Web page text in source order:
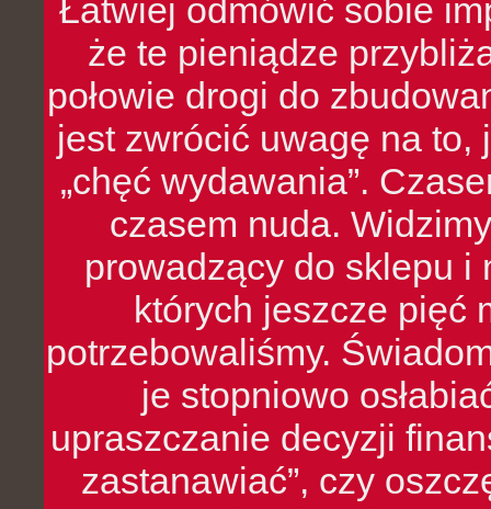
Łatwiej odmówić sobie
że te pieniądze
połowie drogi do
jest zwrócić uwagę na to,
„chęć wydawania”.
czasem nuda.
prowadzący do sklepu i
których jeszcze pięć
potrzebowaliśmy.
je stopniowo
upraszczanie decyzji
zastanawiać”, czy